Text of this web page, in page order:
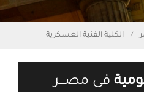
الكلية الفنية العسكرية
فى مصـــر